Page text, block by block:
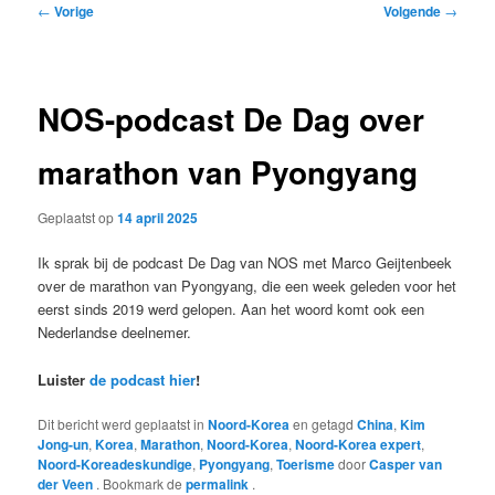
Bericht
← Vorige Volgende →
NOS-podcast De Dag over
marathon van Pyongyang
Geplaatst op14 april 2025
Ik sprak bij de podcast De Dag van NOS met Marco Geijtenbeek
over de marathon van Pyongyang, die een week geleden voor het
eerst sinds 2019 werd gelopen. Aan het woord komt ook een
Nederlandse deelnemer.
Luisterde podcast hier!
Dit bericht werd geplaatst inNoord-Koreaen getagdChina,Kim
Jong-un,Korea,Marathon,Noord-Korea,Noord-Korea expert,
Noord-Koreadeskundige, Pyongyang,ToerismedoorCasper van
der Veen . Bookmark depermalink .